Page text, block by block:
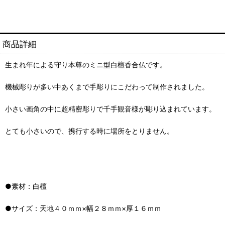
商品詳細
生まれ年による守り本尊のミニ型白檀香合仏です。
機械彫りが多い中あくまで手彫りにこだわって制作されました。
小さい画角の中に超精密彫りで千手観音様が彫り込まれています。
とても小さいので、携行する時に場所をとりません。
●素材：白檀
●サイズ：天地４０ｍｍ×幅２８ｍｍ×厚１６ｍｍ